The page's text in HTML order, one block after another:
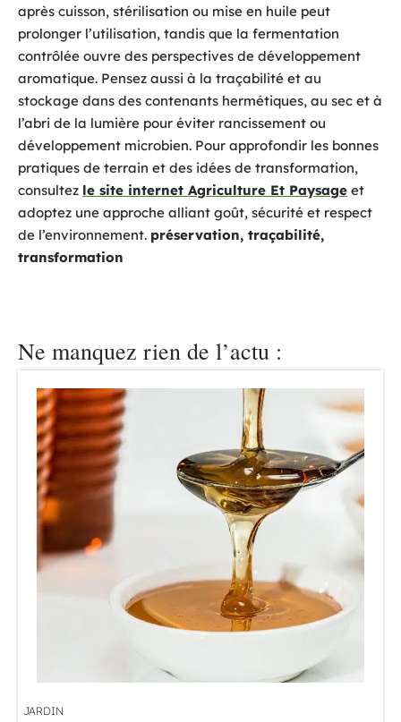
après cuisson, stérilisation ou mise en huile peut
prolonger l’utilisation, tandis que la fermentation
contrôlée ouvre des perspectives de développement
aromatique. Pensez aussi à la traçabilité et au
stockage dans des contenants hermétiques, au sec et à
l’abri de la lumière pour éviter rancissement ou
développement microbien. Pour approfondir les bonnes
pratiques de terrain et des idées de transformation,
consultez le site internet Agriculture Et Paysage et
adoptez une approche alliant goût, sécurité et respect
de l’environnement. préservation, traçabilité,
transformation
Ne manquez rien de l’actu :
JARDIN